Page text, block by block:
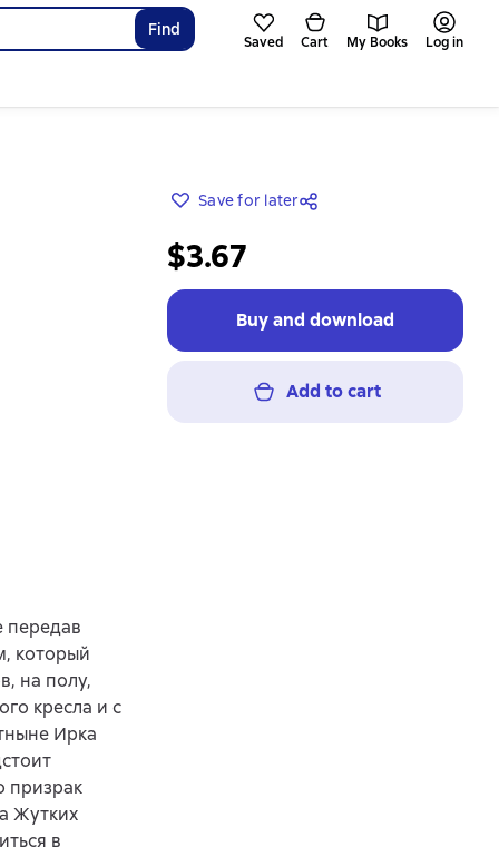
Find
Saved Cart My Books Log in
Save for later
$3.67
Buy and download
Add to cart
передав
который
на полу,
кресла и с
Ирка
призрак
Жутких
в